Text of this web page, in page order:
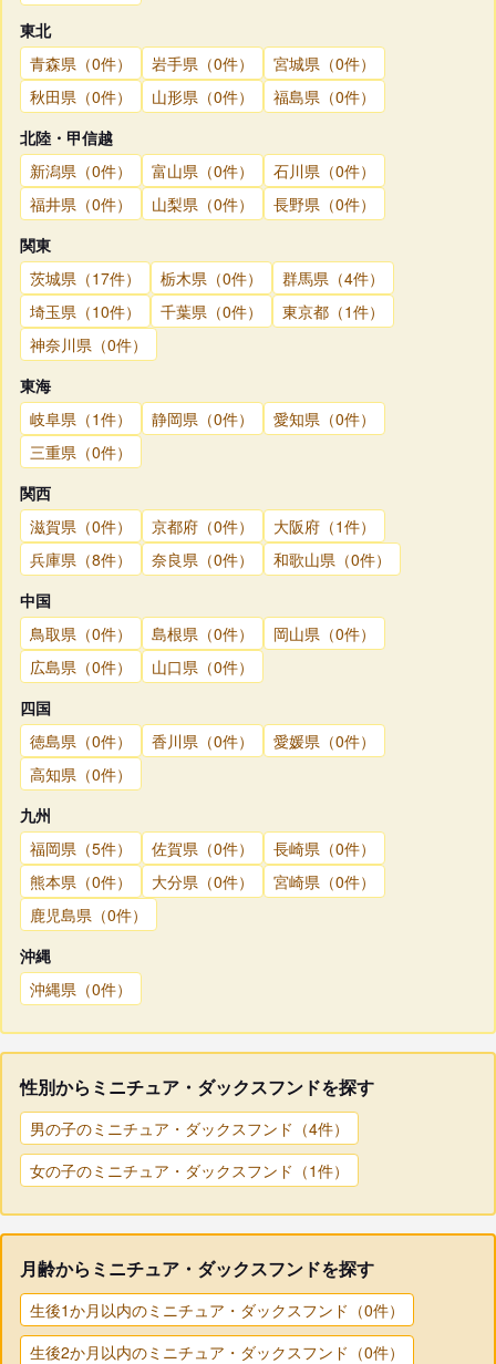
東北
青森県（0件）
岩手県（0件）
宮城県（0件）
秋田県（0件）
山形県（0件）
福島県（0件）
北陸・甲信越
新潟県（0件）
富山県（0件）
石川県（0件）
福井県（0件）
山梨県（0件）
長野県（0件）
関東
茨城県（17件）
栃木県（0件）
群馬県（4件）
埼玉県（10件）
千葉県（0件）
東京都（1件）
神奈川県（0件）
東海
岐阜県（1件）
静岡県（0件）
愛知県（0件）
三重県（0件）
関西
滋賀県（0件）
京都府（0件）
大阪府（1件）
兵庫県（8件）
奈良県（0件）
和歌山県（0件）
中国
鳥取県（0件）
島根県（0件）
岡山県（0件）
広島県（0件）
山口県（0件）
四国
徳島県（0件）
香川県（0件）
愛媛県（0件）
高知県（0件）
九州
福岡県（5件）
佐賀県（0件）
長崎県（0件）
熊本県（0件）
大分県（0件）
宮崎県（0件）
鹿児島県（0件）
沖縄
沖縄県（0件）
性別からミニチュア・ダックスフンドを探す
男の子のミニチュア・ダックスフンド（4件）
女の子のミニチュア・ダックスフンド（1件）
月齢からミニチュア・ダックスフンドを探す
生後1か月以内のミニチュア・ダックスフンド（0件）
生後2か月以内のミニチュア・ダックスフンド（0件）